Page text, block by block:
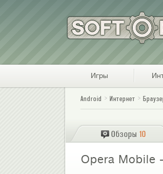
Игры
Android Интернет
Обзоры 10
Opera Mobile